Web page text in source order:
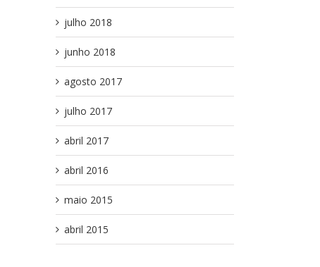
julho 2018
junho 2018
agosto 2017
julho 2017
abril 2017
abril 2016
maio 2015
abril 2015